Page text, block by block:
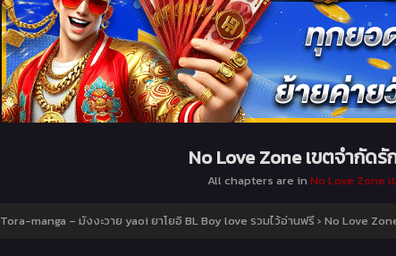
No Love Zone เขตจำกัด
All chapters are in No Love Zone
Tora-manga – มังงะวาย yaoi ยาโยอิ BL Boy love รวมไว้อ่านฟรี › No Love